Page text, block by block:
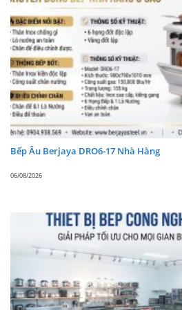
công sức.
Bộ phận kiểm soát nhiệt
thiết bị hoạt động ổn định
Sử dụng đơn giản, dễ dàng
Nồi nấu súp BJY-11SK-BK
đó, bạn có thể chế biến
vụ lượng lớn khách hàng.
Toàn bộ thân thiết bị được
Kiểu dáng hiện đại, trang
phần giúp căn bếp của bạn
Không chỉ căng-tin, cửa
nhà hàng, khách sạn trang
chuộng thiết bị.
Bếp Âu Berjaya DRO6-17 Nhà Hàng
06/08/2026